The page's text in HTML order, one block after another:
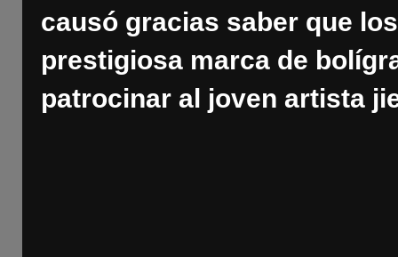
causó gracias saber que
prestigiosa marca de
patrocinar al joven artista